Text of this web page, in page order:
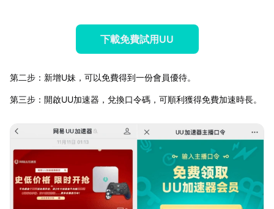
下載免費試用UU
第二步：新增U妹，可以免費得到一份會員優待。
第三步：開啟UU加速器，兌換口令碼，可順利獲得免費加速時長。